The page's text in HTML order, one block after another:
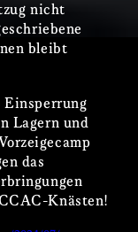
nicht
bleibt
Lagern und
das
Knästen!